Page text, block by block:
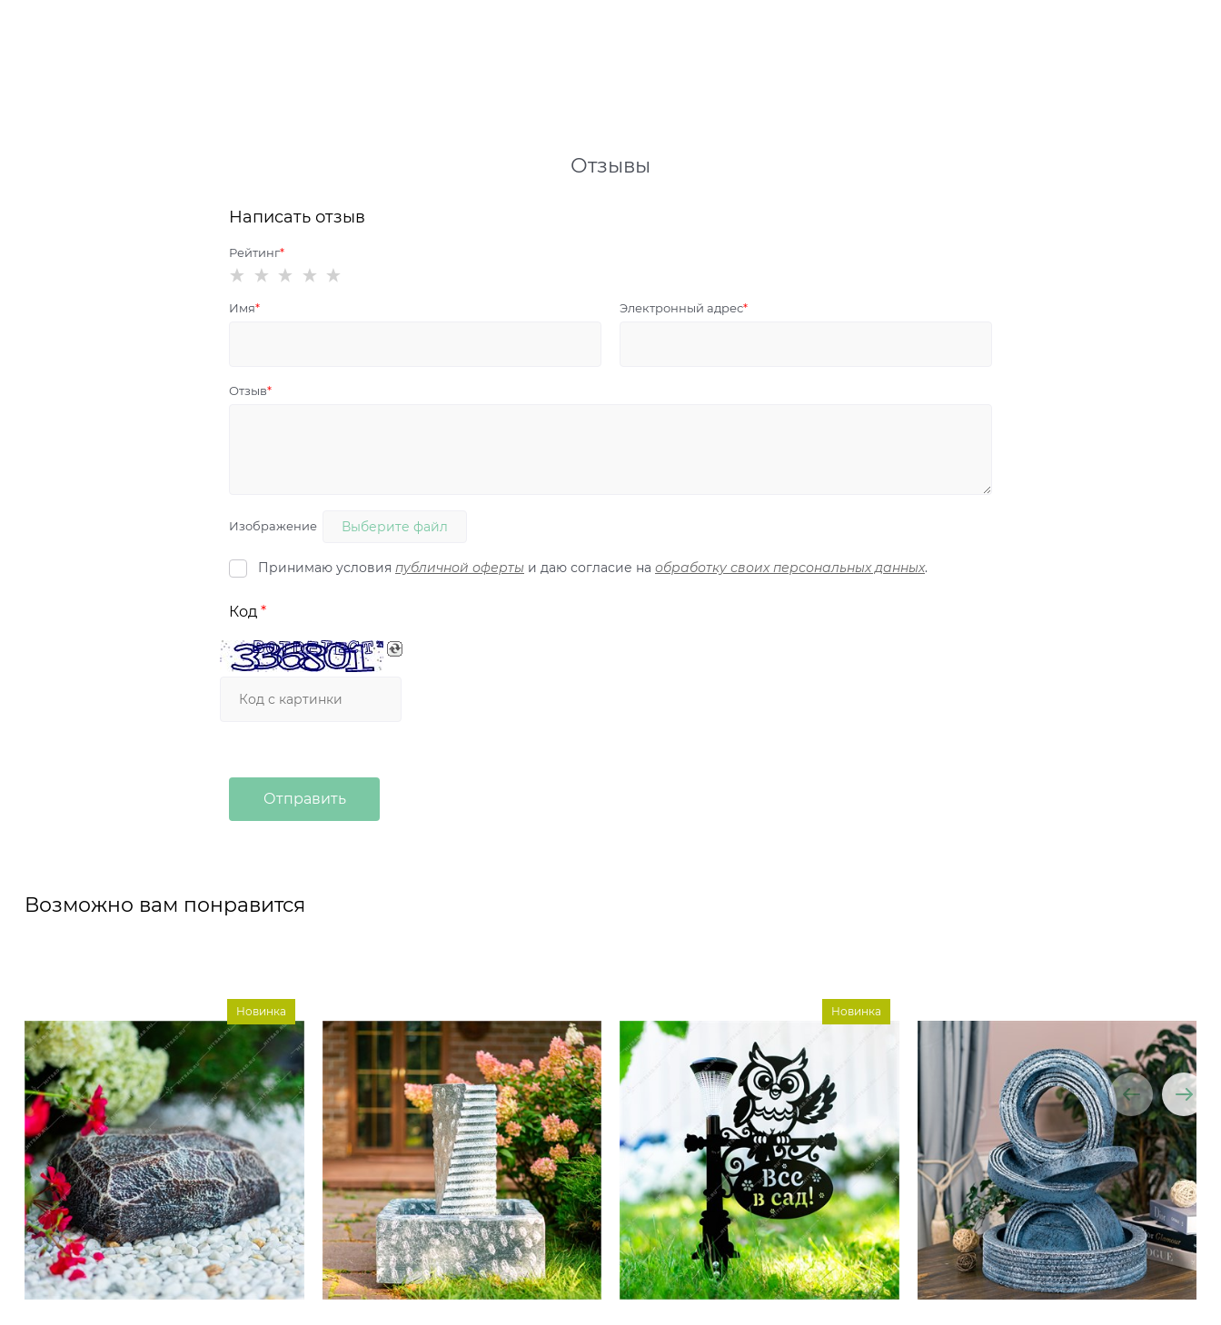
Отзывы
Написать отзыв
Рейтинг
Имя Электронный адрес
Отзыв
Изображение Выберите файл
Принимаю условия публичной оферты и даю согласие на обработку своих персональных данных.
Код
Возможно вам понравится
Новинка Новинка